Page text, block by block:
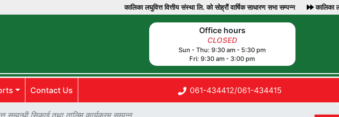
कालिका लघुवित्त वित्तीय संस्था लि. को सोह्रौं वार्षिक साधारण सभा सम्पन्न कालिका
Office hours
CLOSED
Sun - Thu: 9:30 am - 5:30 pm
Fri: 9:30 am - 3:00 pm
Contact Us 061-434412/061-434415
सम्वन्धी सिकाई तथा तालिम कार्यक्रम सम्पन्न